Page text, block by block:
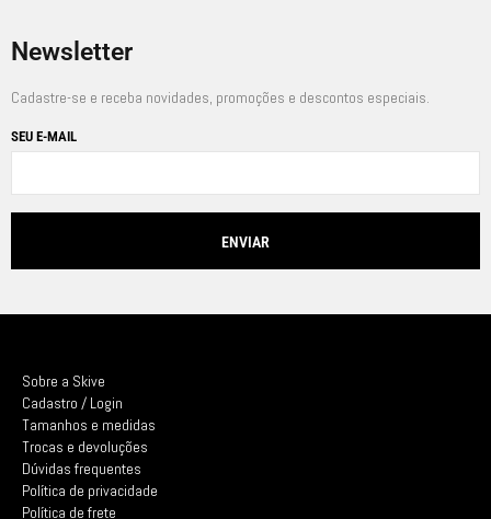
Newsletter
Cadastre-se e receba novidades, promoções e descontos especiais.
SEU E-MAIL
Sobre a Skive
Cadastro / Login
Tamanhos e medidas
Trocas e devoluções
Dúvidas frequentes
Política de privacidade
Política de frete